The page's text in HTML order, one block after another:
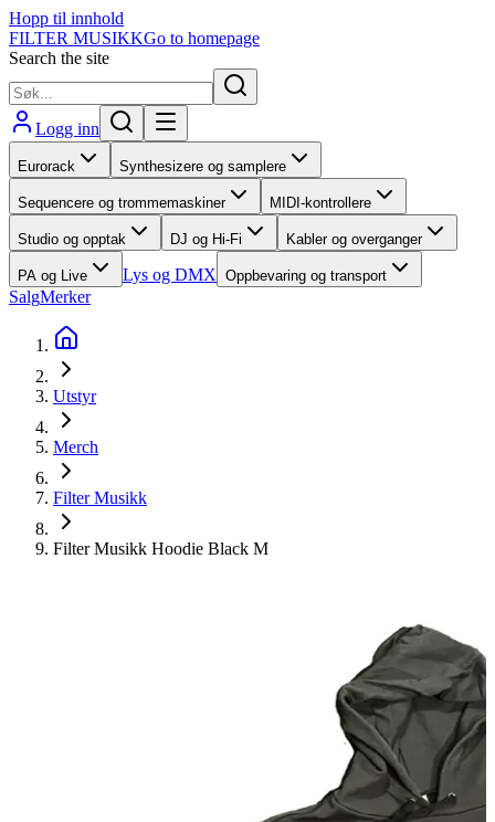
Hopp til innhold
FILTER MUSIKKGo to homepage
Search the site
Logg inn
Eurorack Synthesizere og samplere
Sequencere og trommemaskiner MIDI-kontrollere
Studio og opptak DJ og Hi-Fi Kabler og overganger
PA og Live Lys og DMX Oppbevaring og transport
SalgMerker
Utstyr
Merch
Filter Musikk
Filter Musikk Hoodie Black M